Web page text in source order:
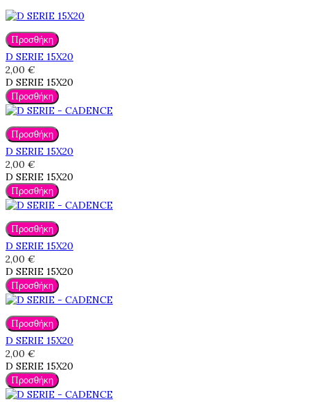
Προσθήκη
D SERIE 15X20
2,00 €
D SERIE 15X20
Προσθήκη
Προσθήκη
D SERIE 15X20
2,00 €
D SERIE 15X20
Προσθήκη
Προσθήκη
D SERIE 15X20
2,00 €
D SERIE 15X20
Προσθήκη
Προσθήκη
D SERIE 15X20
2,00 €
D SERIE 15X20
Προσθήκη